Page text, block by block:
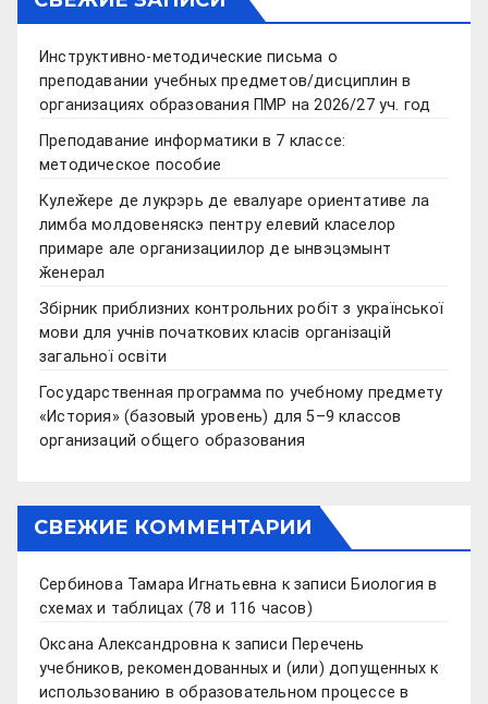
Инструктивно-методические письма о
преподавании учебных предметов/дисциплин в
организациях образования ПМР на 2026/27 уч. год
Преподавание информатики в 7 классе:
методическое пособие
Кулеӂере де лукрэрь де евалуаре ориентативе ла
лимба молдовеняскэ пентру елевий класелор
примаре але организациилор де ынвэцэмынт
ӂенерал
Збірник приблизних контрольних робіт з української
мови для учнів початкових класів організацій
загальної освіти
Государственная программа по учебному предмету
«История» (базовый уровень) для 5–9 классов
организаций общего образования
СВЕЖИЕ КОММЕНТАРИИ
Сербинова Тамара Игнатьевна к записи Биология в
схемах и таблицах (78 и 116 часов)
Оксана Александровна к записи Перечень
учебников, рекомендованных и (или) допущенных к
использованию в образовательном процессе в